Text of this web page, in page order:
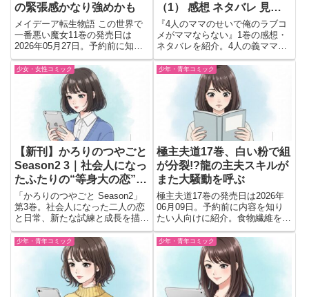
の緊張感かなり強めかも
メイデーア転生物語 この世界で
一番悪い魔女11巻の発売日は
2026年05月27日。予約前に知り
たい見どころや魔法学校崩壊危
機、“救世主”アイリの動向を紹介
（1） 感想 ネタバレ 見ど
ころ｜4人の義ママに振り
回されるドタバタラブコメ
が開幕
『4人のママのせいで俺のラブコ
メがママならない』1巻の感想・
ネタバレを紹介。4人の義ママと
巧が繰り広げる賑やかなラブコメ
の見どころや魅力をまとめていま
少女・女性コミック
【新刊】かろりのつやごと
Season2 3｜社会人になっ
たふたりの“等身大の恋”が
続く最新巻
「かろりのつやごと Season2」
第3巻。社会人になった二人の恋
と日常、新たな試練と成長を描く
ピュアラブストーリー。
少年・青年コミック
極主夫道17巻、白い粉で組
が分裂!?龍の主夫スキルが
また大騒動を呼ぶ
極主夫道17巻の発売日は2026年
06月09日。予約前に内容を知り
たい人向けに紹介。食物繊維を巡
る勘違いからヤクザ組織が揺れる
展開や龍の主夫スキルが光る見ど
ころをチェック
少年・青年コミック 少年・青年コミック